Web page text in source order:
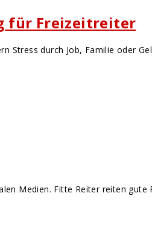
für Freizeitreiter
Stress durch Job, Familie oder
Medien. Fitte Reiter reiten